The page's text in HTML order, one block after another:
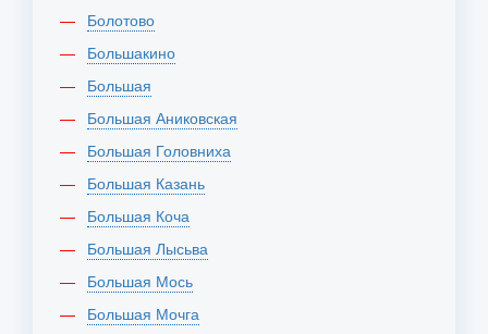
Болотово
Большакино
Большая
Большая Аниковская
Большая Головниха
Большая Казань
Большая Коча
Большая Лысьва
Большая Мось
Большая Мочга